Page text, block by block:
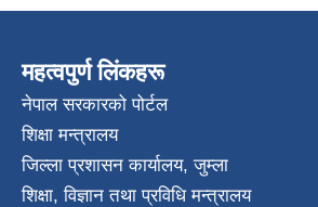
महत्वपुर्ण लिंकहरू
नेपाल सरकारको पोर्टल
शिक्षा मन्त्रालय
जिल्ला प्रशासन कार्यालय, जुम्ला
शिक्षा, विज्ञान तथा प्रविधि मन्त्रालय